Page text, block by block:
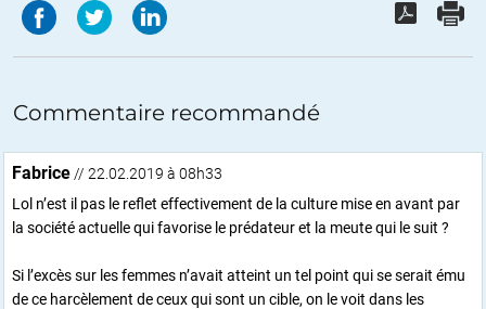
Commentaire recommandé
Fabrice // 22.02.2019 à 08h33
Lol n’est il pas le reflet effectivement de la culture mise en avant par
la société actuelle qui favorise le prédateur et la meute qui le suit ?
Si l’excès sur les femmes n’avait atteint un tel point qui se serait ému
de ce harcèlement de ceux qui sont un cible, on le voit dans les